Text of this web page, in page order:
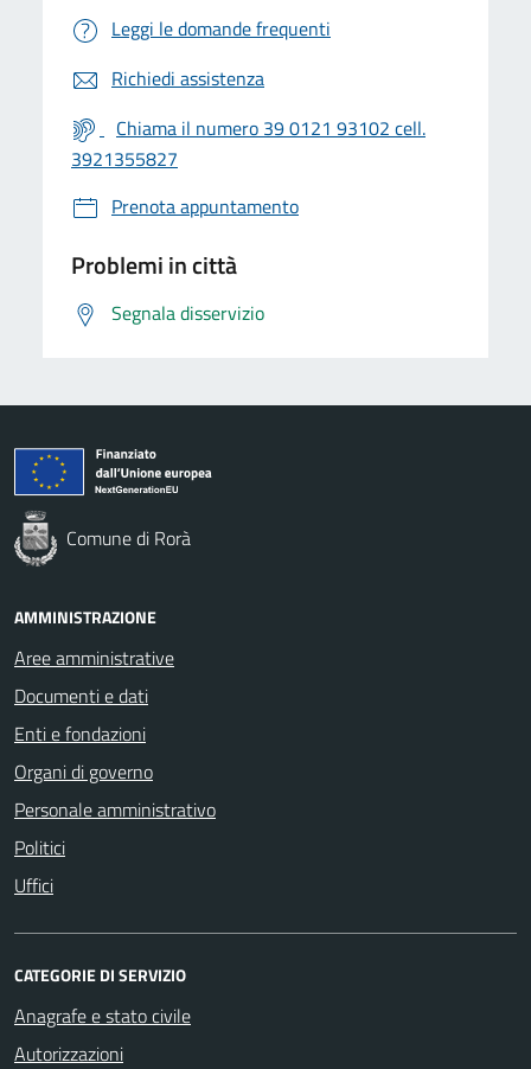
Leggi le domande frequenti
Richiedi assistenza
Chiama il numero 39 0121 93102 cell.
3921355827
Prenota appuntamento
Problemi in città
Segnala disservizio
Comune di Rorà
AMMINISTRAZIONE
Aree amministrative
Documenti e dati
Enti e fondazioni
Organi di governo
Personale amministrativo
Politici
Uffici
CATEGORIE DI SERVIZIO
Anagrafe e stato civile
Autorizzazioni